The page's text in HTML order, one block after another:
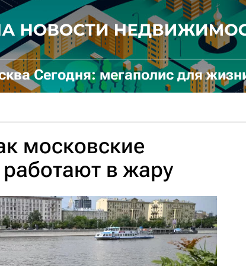
Сегодня: мегаполис для
московские
в жару